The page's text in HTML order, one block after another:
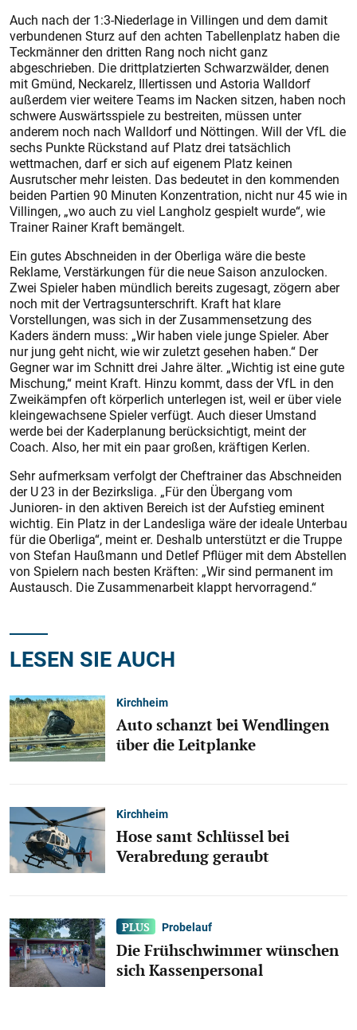
Auch nach der 1:3-Niederlage in Villingen und dem damit
verbundenen Sturz auf den achten Tabellenplatz haben die
Teckmänner den dritten Rang noch nicht ganz
abgeschrieben. Die drittplatzierten Schwarzwälder, denen
mit Gmünd, Neckarelz, Illertissen und Astoria Walldorf
außerdem vier weitere Teams im Nacken sitzen, haben noch
schwere Auswärtsspiele zu bestreiten, müssen unter
anderem noch nach Walldorf und Nöttingen. Will der VfL die
sechs Punkte Rückstand auf Platz drei tatsächlich
wettmachen, darf er sich auf eigenem Platz keinen
Ausrutscher mehr leis­ten. Das bedeutet in den kommenden
beiden Partien 90 Minuten Konzentration, nicht nur 45 wie in
Villingen, „wo auch zu viel Langholz gespielt wurde“, wie
Trainer Rainer Kraft bemängelt.
Ein gutes Abschneiden in der Oberliga wäre die beste
Reklame, Verstärkungen für die neue Saison anzulocken.
Zwei Spieler haben mündlich bereits zugesagt, zögern aber
noch mit der Vertragsunterschrift. Kraft hat klare
Vorstellungen, was sich in der Zusammensetzung des
Kaders ändern muss: „Wir haben viele junge Spieler. Aber
nur jung geht nicht, wie wir zuletzt gesehen haben.“ Der
Gegner war im Schnitt drei Jahre älter. „Wichtig ist eine gute
Mischung,“ meint Kraft. Hinzu kommt, dass der VfL in den
Zweikämpfen oft körperlich unterlegen ist, weil er über viele
kleingewachsene Spieler verfügt. Auch dieser Umstand
werde bei der Kaderplanung berücksichtigt, meint der
Coach. Also, her mit ein paar großen, kräftigen Kerlen.
Sehr aufmerksam verfolgt der Cheftrainer das Abschneiden
der U 23 in der Bezirksliga. „Für den Übergang vom
Junioren- in den aktiven Bereich ist der Aufstieg eminent
wichtig. Ein Platz in der Landesliga wäre der ideale Unterbau
für die Oberliga“, meint er. Deshalb unterstützt er die Truppe
von Stefan Haußmann und Detlef Pflüger mit dem Abstellen
von Spielern nach besten Kräften: „Wir sind permanent im
Austausch. Die Zusammenarbeit klappt hervorragend.“
LESEN SIE AUCH
Kirchheim
Auto schanzt bei Wendlingen
über die Leitplanke
Kirchheim
Hose samt Schlüssel bei
Verabredung geraubt
Probelauf
Die Frühschwimmer wünschen
sich Kassenpersonal